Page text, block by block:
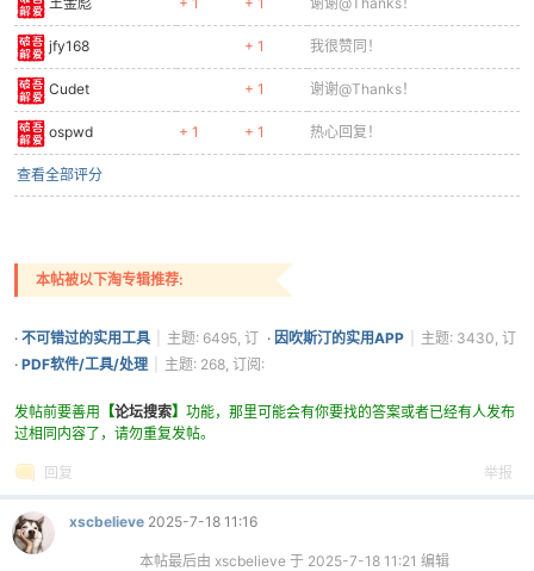
jfy168 + 1 我很赞同！
Cudet + 1 谢谢@Thanks！
ospwd + 1 + 1 热心回复！
查看全部评分
本帖被以下淘专辑推荐:
· 不可错过的实用工具
主题: 6495, 订
阅: 3706
· 因吹斯汀的实用APP
主题: 3430, 订
· PDF软件/工具/处理
主题: 268, 订阅:
发帖前要善用
【论坛搜索】 功能，那里可能会有你要找的答案或者已经有人发布
过相同内容了，请勿重复发帖。
回复 举报
xscbelieve 2025-7-18 11:16
本帖最后由 xscbelieve 于 2025-7-18 11:21 编辑